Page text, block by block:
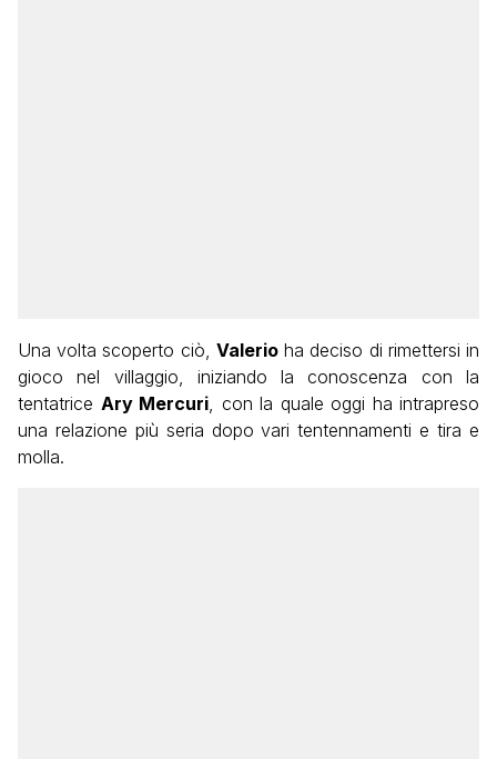
Una volta scoperto ciò, Valerioha deciso di rimettersi in
gioco nel villaggio, iniziando la conoscenza con la
tentatrice Ary Mercuri, con la quale oggi ha intrapreso
una relazione più seria dopo vari tentennamenti e tira e
molla.